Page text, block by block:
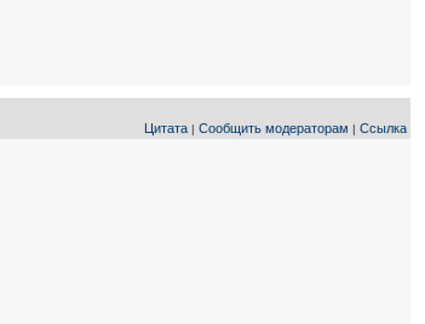
Цитата | Сообщить модераторам | Ссылка